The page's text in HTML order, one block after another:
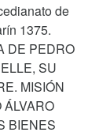
de
1375.
DE PEDRO
SU
MISIÓN
BIENES